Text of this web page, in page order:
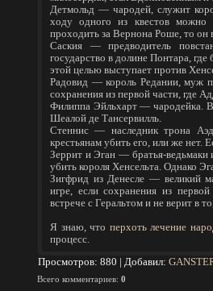
Детмольд — чародей, служит
ходу одного из квестов можно
проходить за Вернона Роше, то он
Саския — предводитель
государство в долине Понтара,
этой целью выступает против
Радовид — король Редании, муж
сохранения из первой части, где
Филиппа Эйльхарт — чародейка.
Шеалой де Тансервилль.
Стеннис — наследник трона
крестьянам убить его, или же нет.
Зеррит и Эган — братья-
убить короля Хенсельта. Однако
Зигфрид из Денесле — великий
игре, если сохранения из
встрече с Геральтом и не верит в
Я знаю, что перхоть лечение
процесс.
Просмотров: 880 | Добавил:
Всего комментариев: 0